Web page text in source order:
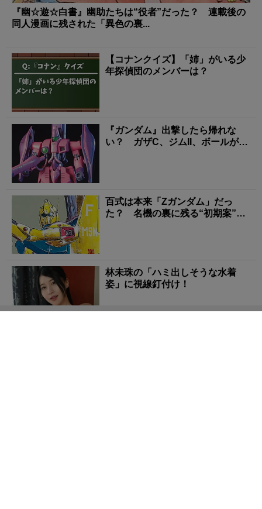
『幽☆遊☆白書』幽助たちは“役者”だった？ 連載後の
同人漫画に残された「異色の裏...
【コナンクイズ】「姉」がいる少
年探偵団のメンバーは？
『ガンダム』出撃したら帰れな
い？ ガザC、ジムII、ボールが背
百式は本来「Zガンダム」だっ
た？ 名機の裏に残る“初期案”の
林未珠の「ハミ出しそうな水着
姿」に視線釘付け！